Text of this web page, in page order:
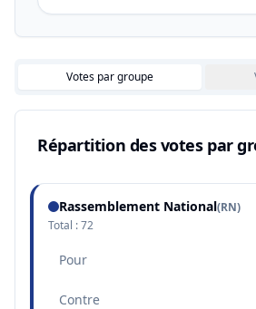
Votes par groupe
Répartition des votes par
Rassemblement National(RN)
Total :72
Pour
Contre